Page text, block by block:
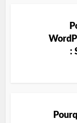
: